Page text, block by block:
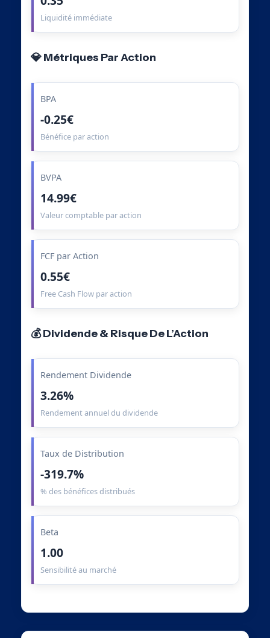
Liquidité immédiate
💎 Métriques Par Action
BPA
-0.25€
Bénéfice par action
BVPA
14.99€
Valeur comptable par action
FCF par Action
0.55€
Free Cash Flow par action
💰 Dividende & Risque De L’Action
Rendement Dividende
3.26%
Rendement annuel du dividende
Taux de Distribution
-319.7%
% des bénéfices distribués
Beta
1.00
Sensibilité au marché